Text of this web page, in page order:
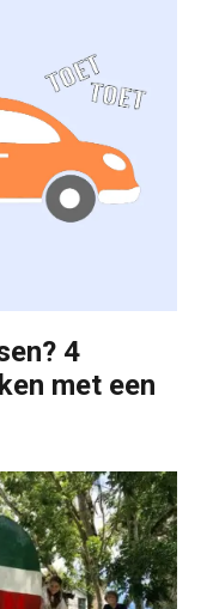
4
met een